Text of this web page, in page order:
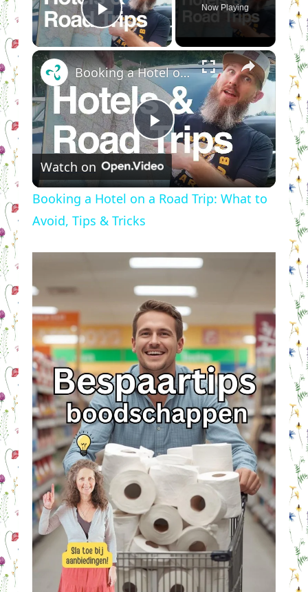
Play Video
Now Playing
×
Play
Video
Booking a Hotel on a Road Trip: What to Avoid, Tips & Tricks
Watch on
Booking a Hotel on a Road Trip: What to
Avoid, Tips & Tricks